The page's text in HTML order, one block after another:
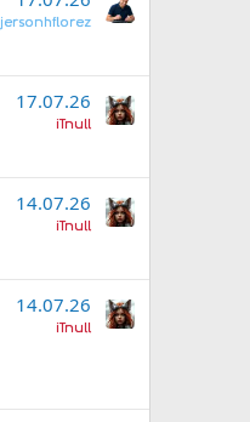
jersonhflorez
17.07.26
iTnull
14.07.26
iTnull
14.07.26
iTnull